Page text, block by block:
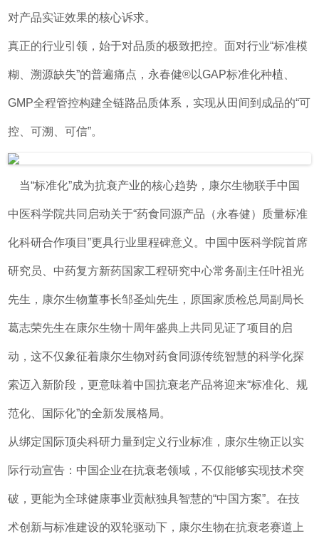
对产品实证效果的核心诉求。
真正的行业引领，始于对品质的极致把控。面对行业“标准模
糊、溯源缺失”的普遍痛点，永春健®以GAP标准化种植、
GMP全程管控构建全链路品质体系，实现从田间到成品的“可
控、可溯、可信”。
当“标准化”成为抗衰产业的核心趋势，康尔生物联手中国
中医科学院共同启动关于“药食同源产品（永春健）质量标准
化科研合作项目”更具行业里程碑意义。中国中医科学院首席
研究员、中药复方新药国家工程研究中心常务副主任叶祖光
先生，康尔生物董事长邹圣灿先生，原国家质检总局副局长
葛志荣先生在康尔生物十周年盛典上共同见证了项目的启
动，这不仅象征着康尔生物对药食同源传统智慧的科学化探
索迈入新阶段，更意味着中国抗衰老产品将迎来“标准化、规
范化、国际化”的全新发展格局。
从绑定国际顶尖科研力量到定义行业标准，康尔生物正以实
际行动宣告：中国企业在抗衰老领域，不仅能够实现技术突
破，更能为全球健康事业贡献独具智慧的“中国方案”。在技
术创新与标准建设的双轮驱动下，康尔生物在抗衰老赛道上